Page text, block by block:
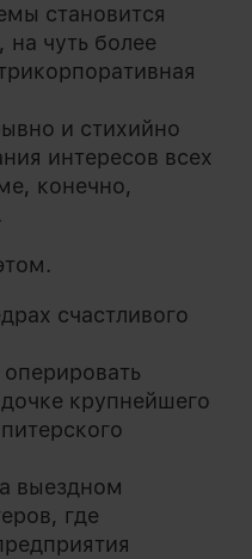
становится
чуть более
и стихийно
интересов всех
конечно,
счастливого
крупнейшего
выездном
где